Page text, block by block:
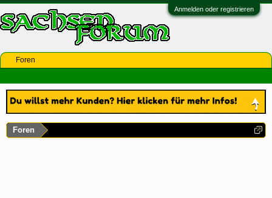
Anmelden oder registrieren
Foren
Foren